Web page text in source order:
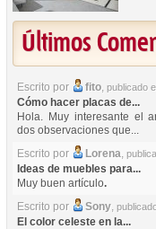
Últimos
Escrito por fito, publicado
Cómo hacer placas de...
Hola. Muy interesante el
dos observaciones que...
Escrito por
Lorena,
Ideas de muebles para...
Muy buen artículo.
Escrito por
Sony,
El color celeste en la...